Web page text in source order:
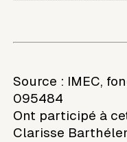
Source : IMEC,
095484
Ont participé à
Clarisse